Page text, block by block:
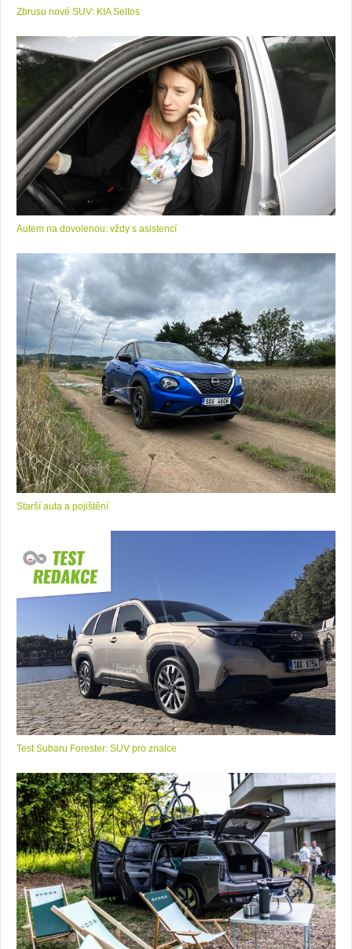
Zbrusu nové SUV: KIA Seltos
Autem na dovolenou: vždy s asistencí
Starší auta a pojištění
Test Subaru Forester: SUV pro znalce